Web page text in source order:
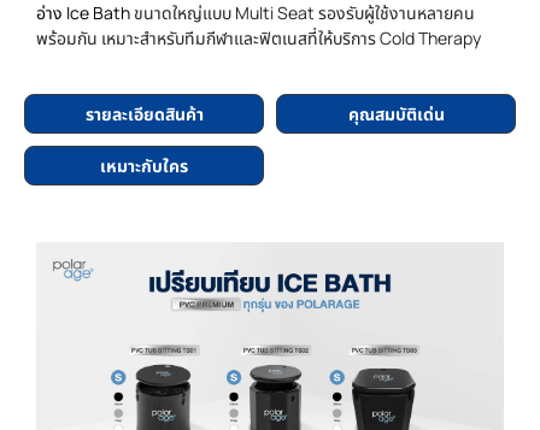
อ่าง Ice Bath ขนาดใหญ่แบบ Multi Seat รองรับผู้ใช้งานหลายคน
พร้อมกัน เหมาะสำหรับทีมกีฬาและฟิตเนสที่ให้บริการ Cold Therapy
รายละเอียดสินค้า คุณสมบัติเด่น
เหมาะกับใคร